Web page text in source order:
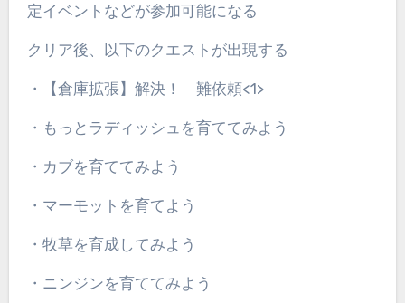
定イベントなどが参加可能になる
クリア後、以下のクエストが出現する
・【倉庫拡張】解決！ 難依頼<1>
・もっとラディッシュを育ててみよう
・カブを育ててみよう
・マーモットを育てよう
・牧草を育成してみよう
・ニンジンを育ててみよう